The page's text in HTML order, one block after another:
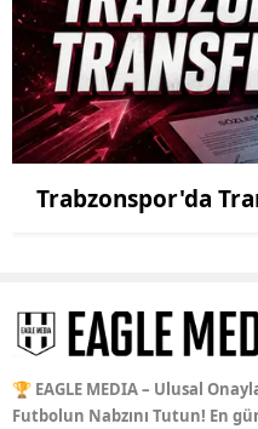
Trabzonspor'da
🏆 EAGLE MEDIA – Ulusal
Futbolun Nabzını Tutun! En